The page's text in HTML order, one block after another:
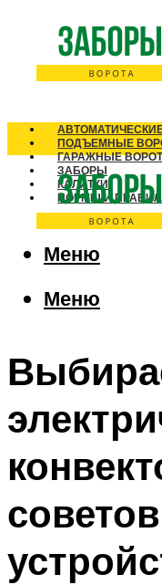
ПОДЪЕМНЫЕ
ГАРАЖНЫЕ
ЗАБОРЫ
КАЛИТКИ
НОРМЫ И
Меню
Меню